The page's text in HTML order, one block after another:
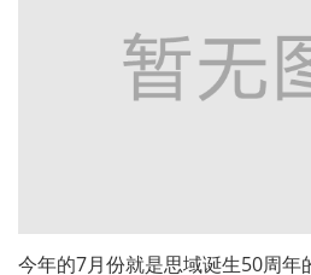
今年的7月份就是思域诞生50周年